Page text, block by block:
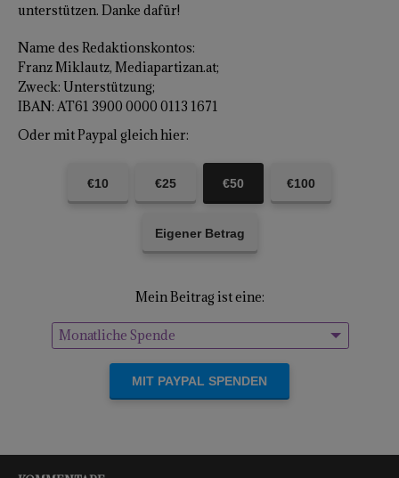
unterstützen. Danke dafür!
Name des Redaktionskontos:
Franz Miklautz, Mediapartizan.at;
Zweck: Unterstützung;
IBAN: AT61 3900 0000 0113 1671
Oder mit Paypal gleich hier:
€10 €25 €50 €100
Eigener Betrag
Mein Beitrag ist eine:
Einmalige Spende
Monatliche Spende